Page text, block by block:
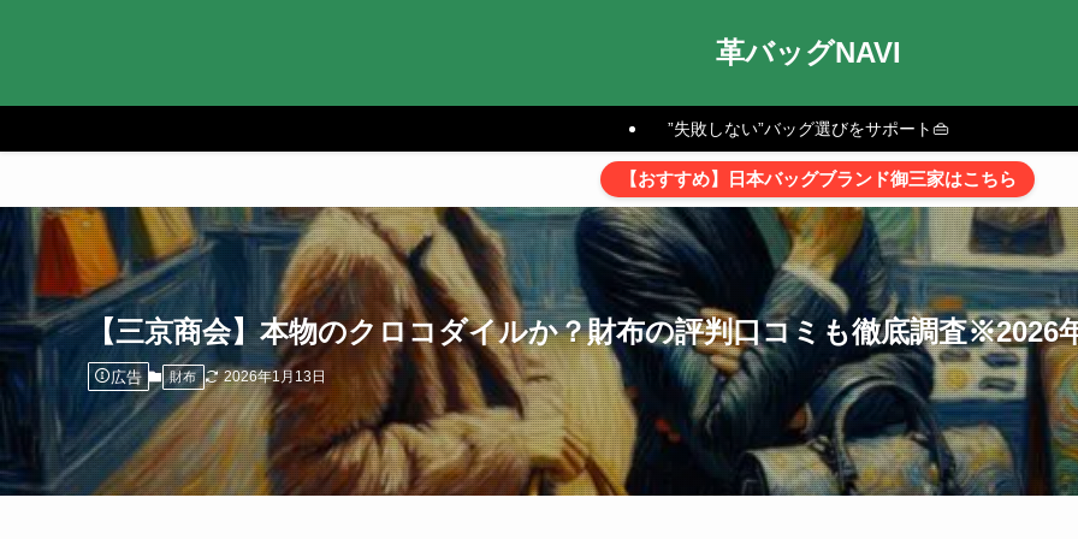
革バッグNAVI
”失敗しない”バッグ選びをサポート👜
【おすすめ】日本バッグブランド御三家はこちら
【三京商会】本物のクロコダイルか？財布の評判口コミも徹底調査※2026
広告 財布 2026年1月13日